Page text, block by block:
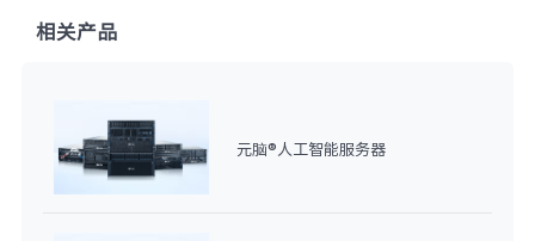
电力实时仿真
相关产品
元脑®人工智能服务器